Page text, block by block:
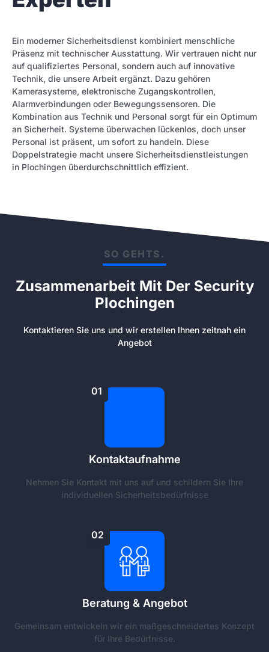
Ein moderner Sicherheitsdienst kombiniert menschliche
Präsenz mit technischer Ausstattung. Wir vertrauen nicht nur
auf qualifiziertes Personal, sondern auch auf innovative
Technik, die unsere Arbeit ergänzt. Dazu gehören
Kamerasysteme, elektronische Zugangskontrollen,
Alarmverbindungen oder Bewegungssensoren. Die
Kombination aus Technik und Personal sorgt für ein Optimum
an Sicherheit. Systeme überwachen lückenlos, doch unser
Personal ist präsent, um sofort zu handeln. Diese
Doppelstrategie macht unsere Sicherheitsdienstleistungen
in Plochingen überdurchschnittlich effizient.
SO GEHTS.
Zusammenarbeit Mit Der Security
Plochingen
Kontaktieren Sie uns und wir erstellen Ihnen zeitnah ein
Angebot
01
Kontaktaufnahme
Nehmen Sie Kontakt mit uns auf und schildern Sie Ihre
individuellen Sicherheitsbedürfnisse
02
Beratung & Angebot
Gemeinsam entwickeln wir ein maßgeschneidertes Konzept
für Ihre Bedürfnisse.